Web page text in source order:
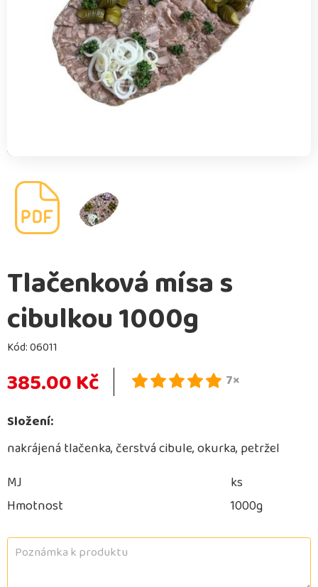
Tlačenková mísa s
cibulkou 1000g
Kód:06011
385.00 Kč 7×
Složení:
nakrájená tlačenka, čerstvá cibule, okurka, petržel
MJ
ks
Hmotnost
1000g